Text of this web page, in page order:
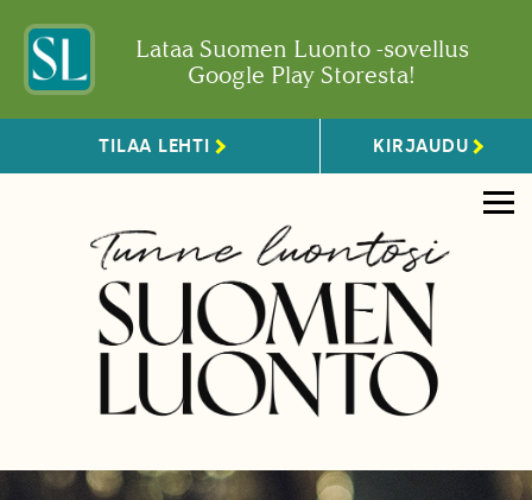
Lataa Suomen Luonto -sovellus
Google Play Storesta!
TILAA LEHTI KIRJAUDU